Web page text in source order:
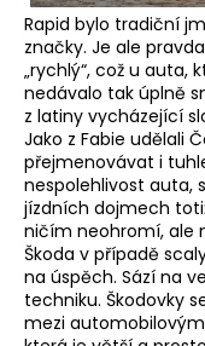
Rapid bylo tradiční
značky. Je ale
„rychlý“, což u auta,
nedávalo tak úplně
z latiny vycházející
Jako z Fabie udělali
přejmenovávat i
nespolehlivost auta,
jízdních dojmech
ničím neohromí, ale
Škoda v případě
na úspěch. Sází na
techniku. Škodovky
mezi